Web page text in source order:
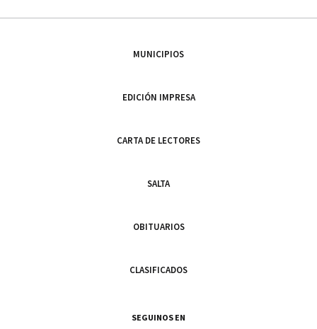
MUNICIPIOS
EDICIÓN IMPRESA
CARTA DE LECTORES
SALTA
OBITUARIOS
CLASIFICADOS
SEGUINOS EN